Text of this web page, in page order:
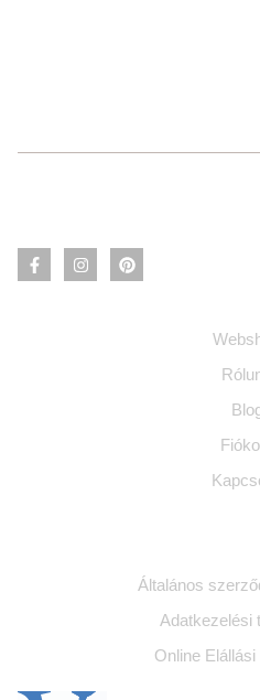
Általános
Adatkezelési
Online